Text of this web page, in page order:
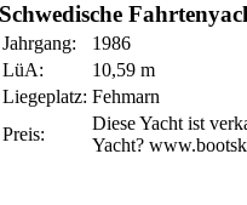
Schwedische
Jahrgang:
1986
LüA:
10,59 m
Liegeplatz: Fehmarn
Preis:
Diese Yacht ist
Yacht?